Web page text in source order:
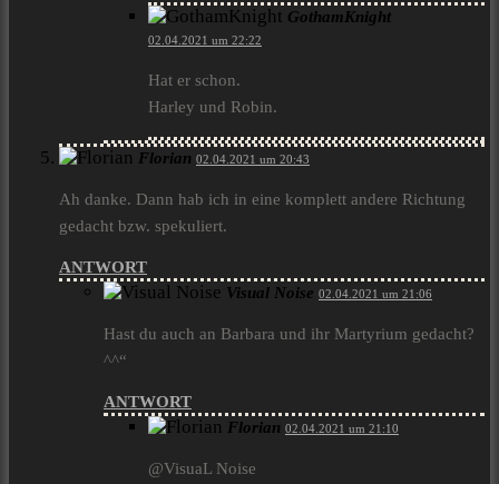
GothamKnight
02.04.2021 um 22:22
Hat er schon.
Harley und Robin.
Florian 02.04.2021 um 20:43
Ah danke. Dann hab ich in eine komplett andere Richtung
gedacht bzw. spekuliert.
ANTWORT
Visual Noise 02.04.2021 um 21:06
Hast du auch an Barbara und ihr Martyrium gedacht?
^^“
ANTWORT
Florian 02.04.2021 um 21:10
@VisuaL Noise